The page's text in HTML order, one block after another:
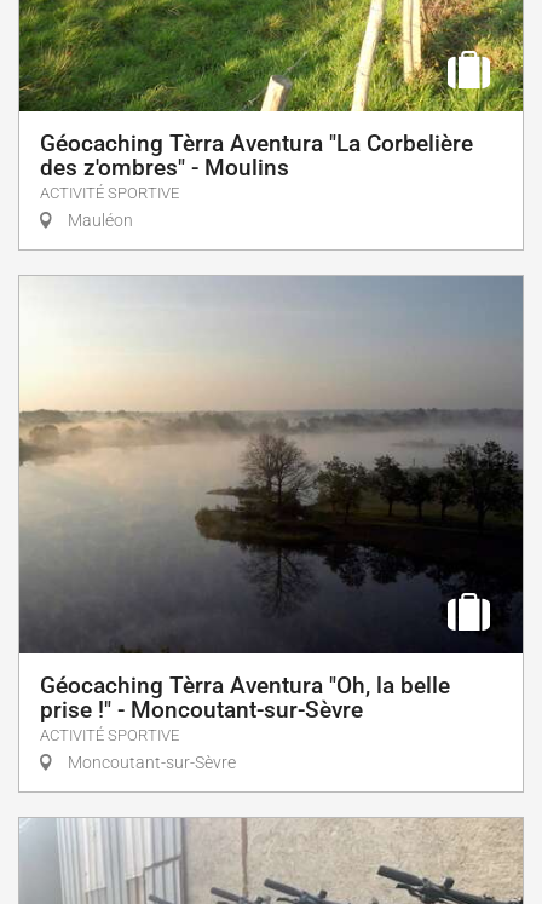
Géocaching Tèrra Aventura "La Corbelière
des z'ombres" - Moulins
ACTIVITÉ SPORTIVE
Mauléon
Géocaching Tèrra Aventura "Oh, la belle
prise !" - Moncoutant-sur-Sèvre
ACTIVITÉ SPORTIVE
Moncoutant-sur-Sèvre